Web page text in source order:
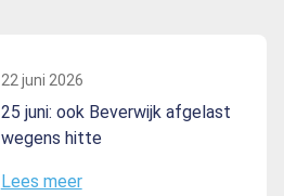
22 juni 2026
25 juni: ook Beverwijk afgelast
wegens hitte
Lees meer